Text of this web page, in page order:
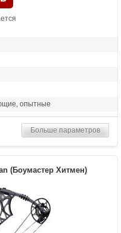
опытные
- алюминий 6061-Т6, блоки -
7075-Т6, тетива - нить BCY-X
охота
Больше параметров
(Боумастер Хитмен)